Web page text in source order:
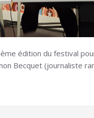
édition du festival
Becquet (journaliste